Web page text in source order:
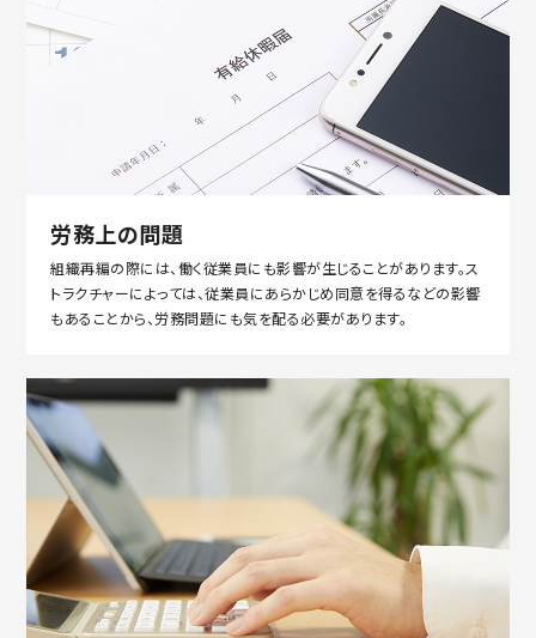
労務上の問題
組織再編の際には、働く従業員にも影響が生じることがあります。ス
トラクチャーによっては、従業員にあらかじめ同意を得るなどの影響
もあることから、労務問題にも気を配る必要があります。